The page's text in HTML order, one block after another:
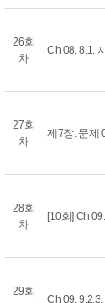
26회
차
Ch 08. 8.1.
27회
차
제7장. 문제
28회
차
[10회] Ch
29회
Ch 09.